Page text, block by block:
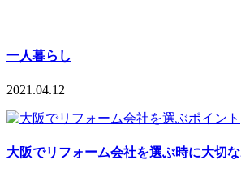
一人暮らし
2021.04.12
大阪でリフォーム会社を選ぶ時に大切